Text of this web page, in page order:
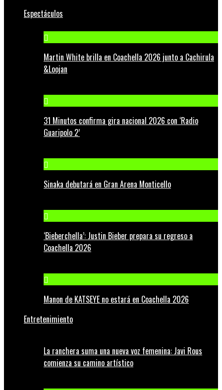
Espectáculos
Martin White brilla en Coachella 2026 junto a Cachirula
&Loojan
31 Minutos confirma gira nacional 2026 con ‘Radio
Guaripolo 2’
Sinaka debutará en Gran Arena Monticello
‘Bieberchella’: Justin Bieber prepara su regreso a
Coachella 2026
Manon de KATSEYE no estará en Coachella 2026
Entretenimiento
La ranchera suma una nueva voz femenina: Javi Rous
comienza su camino artístico